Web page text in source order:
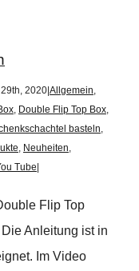
29th, 2020 Allgemein,
, Double Flip Top Box,
basteln,
, Neuheiten,
Tube
Flip Top
Anleitung ist in
Im Video